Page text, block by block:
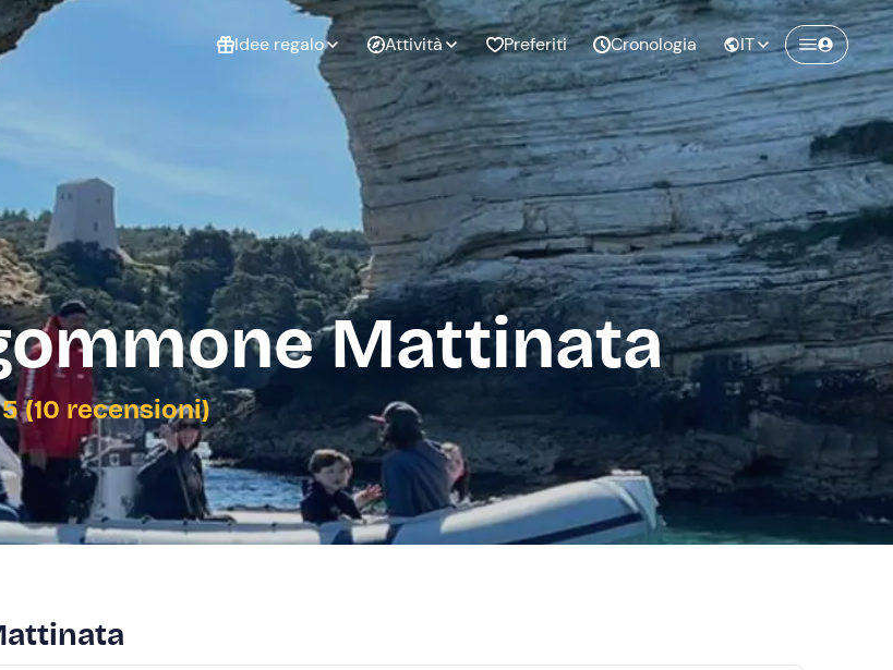
Idee regalo
Card Freedome
regalo digitale che
la libertà di
esperienze
in tutta Italia.
Regala una Gift Card
regalare
Esperienze di
Compleanno
Laurea
Addio al
celibato
Addio al
Attività Preferiti Cronologia IT
Mattinata
(10 recensioni)
Crea un account Freedome
Unisciti a una community di avventurieri
come te e colleziona ricordi indimenticabili!
Continua con l'email